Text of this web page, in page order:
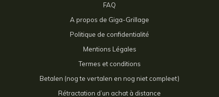
FAQ
A propos de Giga-Grillage
Politique de confidentialité
Mentions Légales
Termes et conditions
Betalen (nog te vertalen en nog niet compleet)
Rétractation d’un achat à distance